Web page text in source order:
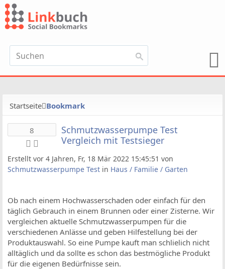
Startseite Bookmark
8
Schmutzwasserpumpe Test
Vergleich mit Testsieger
Erstellt vor 4 Jahren, Fr, 18 Mär 2022 15:45:51 von
Schmutzwasserpumpe Test in Haus / Familie / Garten
Ob nach einem Hochwasserschaden oder einfach für den
täglich Gebrauch in einem Brunnen oder einer Zisterne. Wir
vergleichen aktuelle Schmutzwasserpumpen für die
verschiedenen Anlässe und geben Hilfestellung bei der
Produktauswahl. So eine Pumpe kauft man schlielich nicht
alltäglich und da sollte es schon das bestmögliche Produkt
für die eigenen Bedürfnisse sein.